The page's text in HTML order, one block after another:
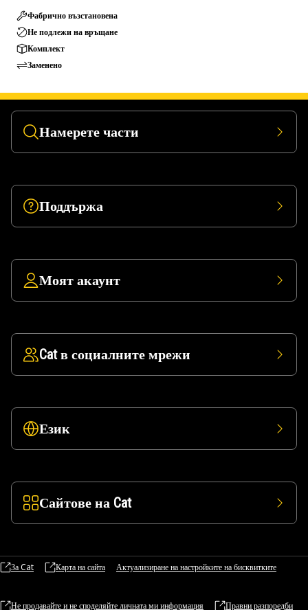
Фабрично възстановена
Не подлежи на връщане
Комплект
Заменено
Намерете части
Поддържа
Моят акаунт
Cat в социалните мрежи
Език
Сайтове на Cat
За Cat Карта на сайта Актуализиране на настройките на бисквитките
Не продавайте и не споделяйте личната ми информация Правни разпоредби